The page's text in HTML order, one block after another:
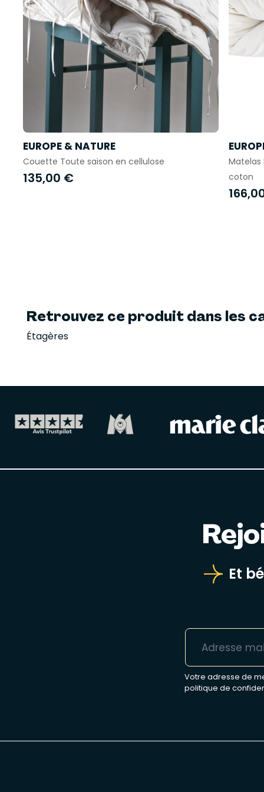
EUROPE & NATURE
Couette Toute saison en cellulose
135,00 €
coton
Retrouvez ce produit dans les
Étagères
Et
Votre adresse de
politique de